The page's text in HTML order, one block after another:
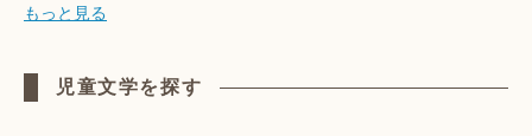
もっと見る
児童文学を探す